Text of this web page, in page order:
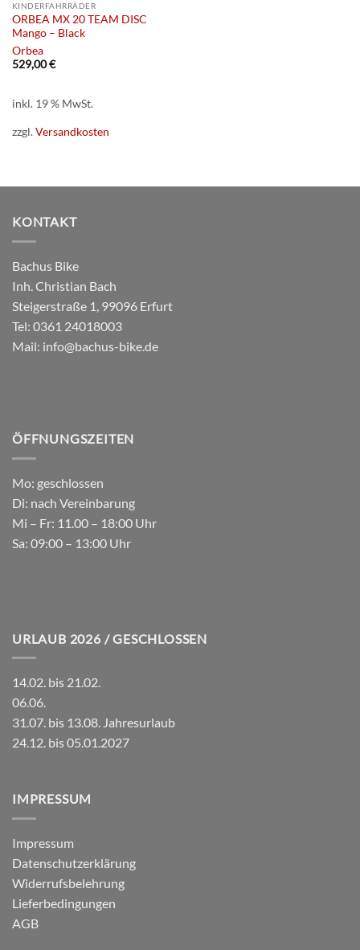
KINDERFAHRRÄDER
ORBEA MX 20 TEAM DISC
Mango – Black
Orbea
529,00€
inkl. 19 % MwSt.
zzgl.Versandkosten
KONTAKT
Bachus Bike
Inh. Christian Bach
Steigerstraße 1, 99096 Erfurt
Tel: 0361 24018003
Mail: info@bachus-bike.de
ÖFFNUNGSZEITEN
Mo: geschlossen
Di: nach Vereinbarung
Mi – Fr: 11.00 – 18:00 Uhr
Sa: 09:00 – 13:00 Uhr
URLAUB 2026 / GESCHLOSSEN
14.02. bis 21.02.
06.06.
31.07. bis 13.08. Jahresurlaub
24.12. bis 05.01.2027
IMPRESSUM
Impressum
Datenschutzerklärung
Widerrufsbelehrung
Lieferbedingungen
AGB